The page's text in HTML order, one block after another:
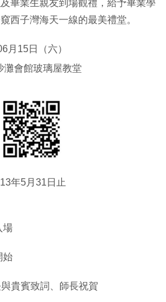
畢業生親友到場觀禮，給予畢業學
西子灣海天一線的最美禮堂。
月15日（六）
灘會館玻璃屋教堂
年5月31日止
場
始
貴賓致詞、師長祝賀